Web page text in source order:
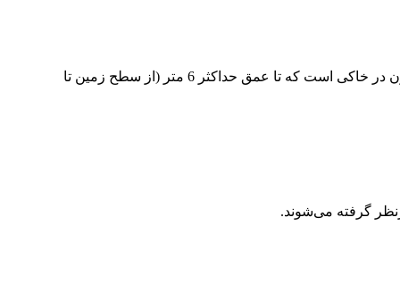
هدف از تدوین استاندارد 14148 ارائه تعاریف و الزامات برای منهول‌ها (آدم‌رو) و اتاقک‌های بازدید (با سطح دایره‌ای یا غیر دایره‌ای شکل) مدفون در خاکی است که تا عمق حداکثر 6 متر (از سطح زمین تا
گرفته می‌شوند.